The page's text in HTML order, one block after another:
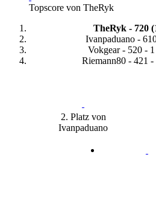
Topscore von TheRyk
TheRyk - 720
Ivanpaduano -
Vokgear - 520 -
Riemann80 - 421
2. Platz von
Ivanpaduano